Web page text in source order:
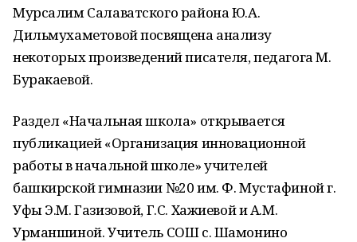
Мурсалим Салаватского района Ю.А.
Дильмухаметовой посвящена анализу
некоторых произведений писателя, педагога М.
Буракаевой.
Раздел «Начальная школа» открывается
публикацией «Организация инновационной
работы в начальной школе» учителей
башкирской гимназии №20 им. Ф. Мустафиной г.
Уфы Э.М. Газизовой, Г.С. Хажиевой и А.М.
Урманшиной. Учитель СОШ с. Шамонино